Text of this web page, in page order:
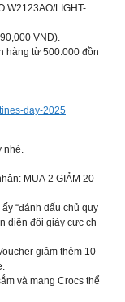
W2123AO/LIGHT-
VNĐ).
hàng từ 500.000 đồn
day-2025
nhé.
MUA 2 GIẢM 20
“đánh dấu chủ quy
diện đôi giày cực ch
giảm thêm 10
và mang Crocs thể